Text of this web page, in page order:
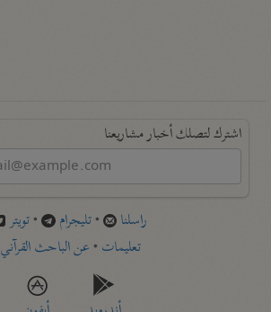
اشترك لتصلك أخبار مشاريعنا
راسلنا •تليجرام •تويتر
تعليمات •عن الباحث القرآني